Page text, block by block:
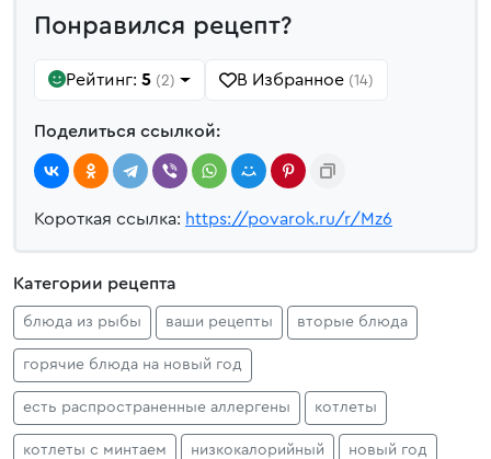
Понравился рецепт?
Рейтинг: 5 (2) В Избранное (14)
Поделиться ссылкой:
Короткая ссылка: https://povarok.ru/r/Mz6
Категории рецепта
блюда из рыбы ваши рецепты вторые блюда
горячие блюда на новый год
есть распространенные аллергены котлеты
котлеты с минтаем низкокалорийный новый год